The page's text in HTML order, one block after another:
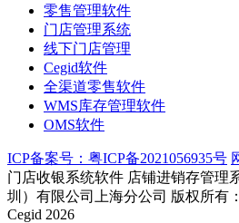
零售管理软件
门店管理系统
线下门店管理
Cegid软件
全渠道零售软件
WMS库存管理软件
OMS软件
ICP备案号：粤ICP备2021056935号
门店收银系统软件 店铺进销存管理
圳）有限公司上海分公司 版权所有
Cegid 2026